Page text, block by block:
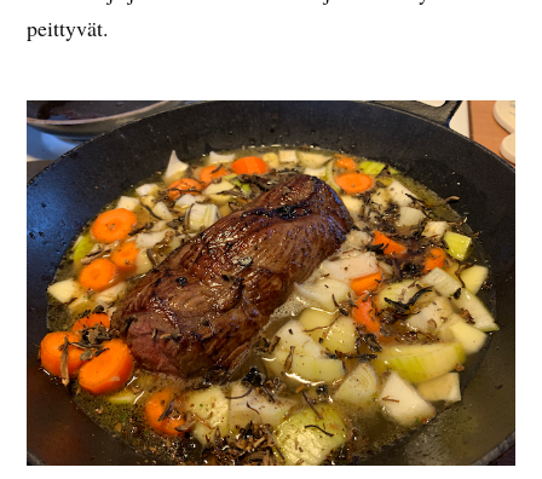
peittyvät.